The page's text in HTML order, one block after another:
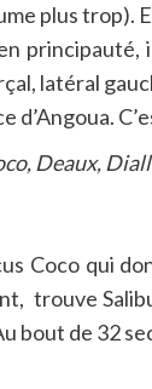
plus
principauté,
latéral
d’Angoua.
Deaux,
Coco qui
trouve
bout de 32